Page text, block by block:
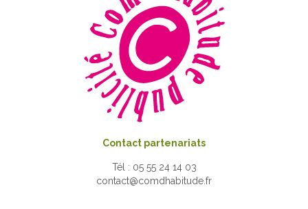
Contact partenariats
Tél : 05 55 24 14 03
contact@comdhabitude.fr